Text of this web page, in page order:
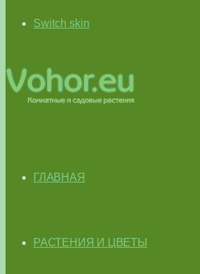
Switch skin
ГЛАВНАЯ
РАСТЕНИЯ И ЦВЕТЫ